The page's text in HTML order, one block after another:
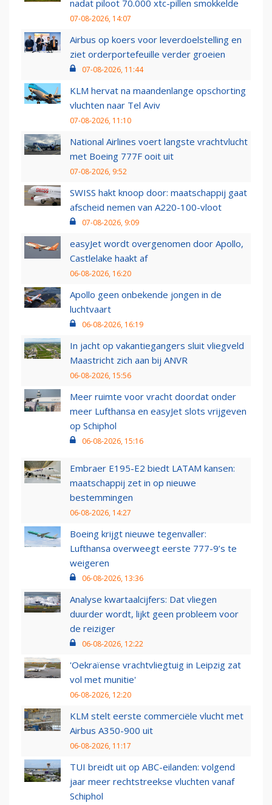
nadat piloot 70.000 xtc-pillen smokkelde
07-08-2026, 14:07
Airbus op koers voor leverdoelstelling en
ziet orderportefeuille verder groeien
07-08-2026, 11:44
KLM hervat na maandenlange opschorting
vluchten naar Tel Aviv
07-08-2026, 11:10
National Airlines voert langste vrachtvlucht
met Boeing 777F ooit uit
07-08-2026, 9:52
SWISS hakt knoop door: maatschappij gaat
afscheid nemen van A220-100-vloot
07-08-2026, 9:09
easyJet wordt overgenomen door Apollo,
Castlelake haakt af
06-08-2026, 16:20
Apollo geen onbekende jongen in de
luchtvaart
06-08-2026, 16:19
In jacht op vakantiegangers sluit vliegveld
Maastricht zich aan bij ANVR
06-08-2026, 15:56
Meer ruimte voor vracht doordat onder
meer Lufthansa en easyJet slots vrijgeven
op Schiphol
06-08-2026, 15:16
Embraer E195-E2 biedt LATAM kansen:
maatschappij zet in op nieuwe
bestemmingen
06-08-2026, 14:27
Boeing krijgt nieuwe tegenvaller:
Lufthansa overweegt eerste 777-9’s te
weigeren
06-08-2026, 13:36
Analyse kwartaalcijfers: Dat vliegen
duurder wordt, lijkt geen probleem voor
de reiziger
06-08-2026, 12:22
'Oekraïense vrachtvliegtuig in Leipzig zat
vol met munitie'
06-08-2026, 12:20
KLM stelt eerste commerciële vlucht met
Airbus A350-900 uit
06-08-2026, 11:17
TUI breidt uit op ABC-eilanden: volgend
jaar meer rechtstreekse vluchten vanaf
Schiphol